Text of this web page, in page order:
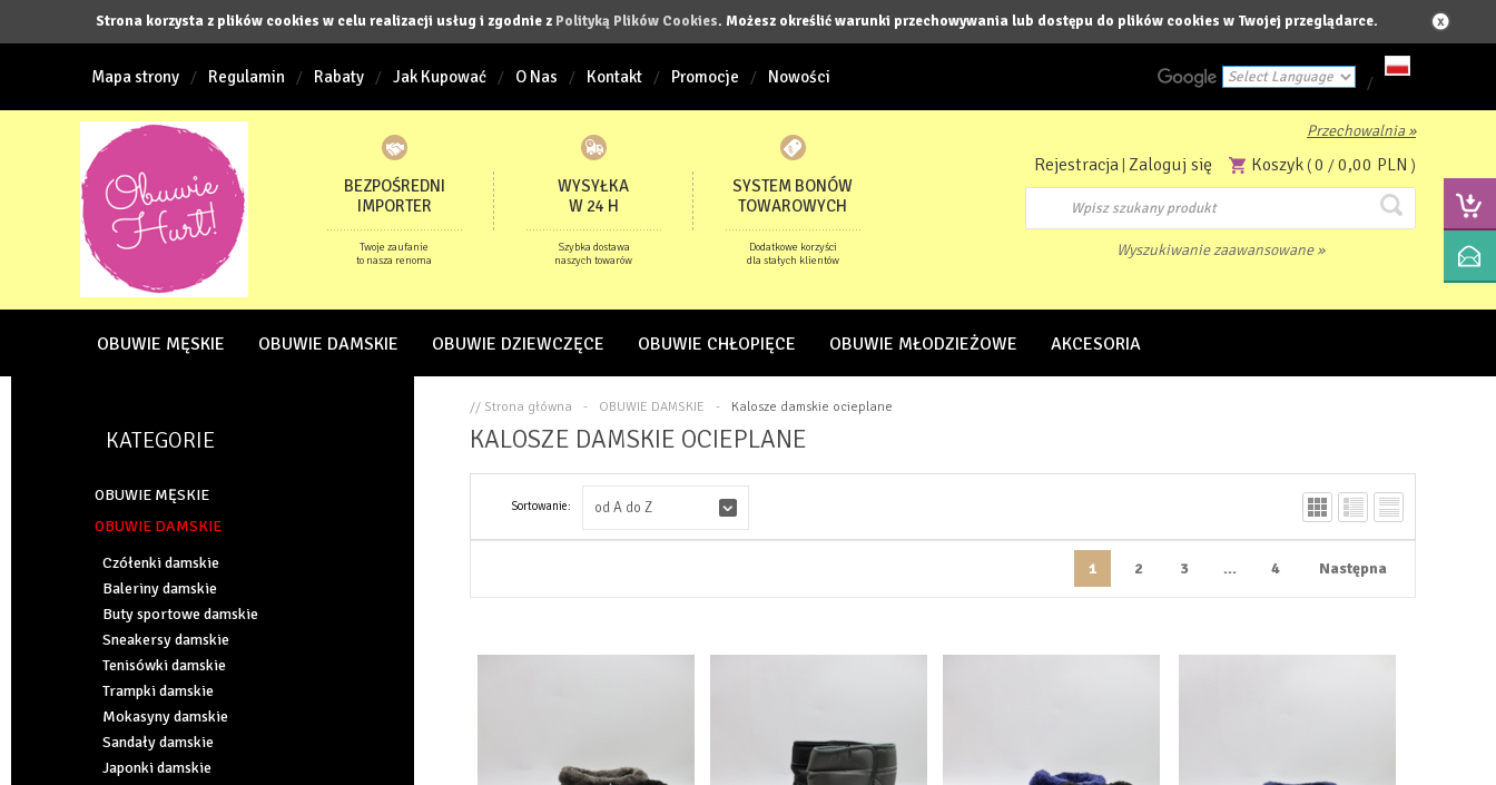
Strona korzysta z plików cookies w celu realizacji usług i zgodnie z Polityką Plików Cookies. Możesz określić warunki przechowywania lub dostępu do plików cookies w Twojej przeglądarce.
Mapa strony Regulamin Rabaty Jak Kupować O Nas Kontakt Promocje Nowości /
BEZPOŚREDNI
IMPORTER
Twoje zaufanie
to nasza renoma
WYSYŁKA
W 24 H
Szybka dostawa
naszych towarów
SYSTEM BONÓW
TOWAROWYCH
Dodatkowe korzyści
dla stałych klientów
Przechowalnia »
Rejestracja Zaloguj się Koszyk (0 /0,00 PLN )
Wyszukiwanie zaawansowane »
OBUWIE MĘSKIE OBUWIE DAMSKIE OBUWIE DZIEWCZĘCE OBUWIE CHŁOPIĘCE OBUWIE MŁODZIEŻOWE AKCESORIA
KATEGORIE
OBUWIE MĘSKIE
OBUWIE DAMSKIE
Czółenki damskie
Baleriny damskie
Buty sportowe damskie
Sneakersy damskie
Tenisówki damskie
Trampki damskie
Mokasyny damskie
Sandały damskie
Japonki damskie
// Strona główna - OBUWIE DAMSKIE - Kalosze damskie ocieplane
KALOSZE DAMSKIE OCIEPLANE
Sortowanie: od A do Z
1 2 3 ... 4 Następna